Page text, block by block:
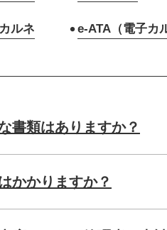
ルネ e-ATA（電子カ
書類はありますか？
かかりますか？